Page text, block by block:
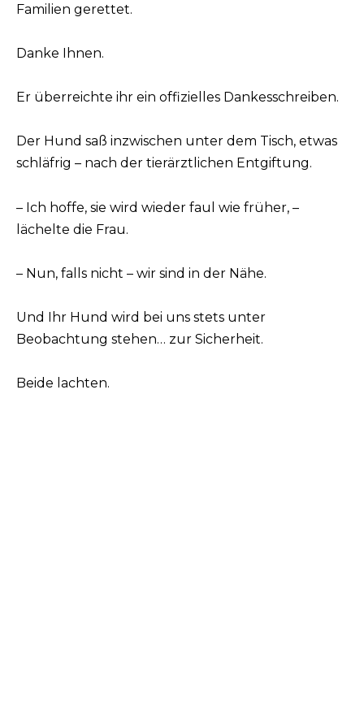
Familien gerettet.
Danke Ihnen.
Er überreichte ihr ein offizielles Dankesschreiben.
Der Hund saß inzwischen unter dem Tisch, etwas
schläfrig – nach der tierärztlichen Entgiftung.
– Ich hoffe, sie wird wieder faul wie früher, –
lächelte die Frau.
– Nun, falls nicht – wir sind in der Nähe.
Und Ihr Hund wird bei uns stets unter
Beobachtung stehen… zur Sicherheit.
Beide lachten.